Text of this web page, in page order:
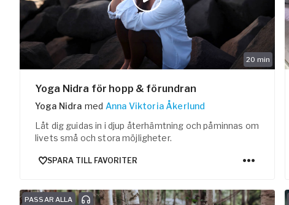
20 min
Yoga Nidra för hopp & förundran
Yoga Nidra med Anna Viktoria Åkerlund
Låt dig guidas in i djup återhämtning och påminnas om
livets små och stora möjligheter.
SPARA TILL FAVORITER
PASSAR ALLA